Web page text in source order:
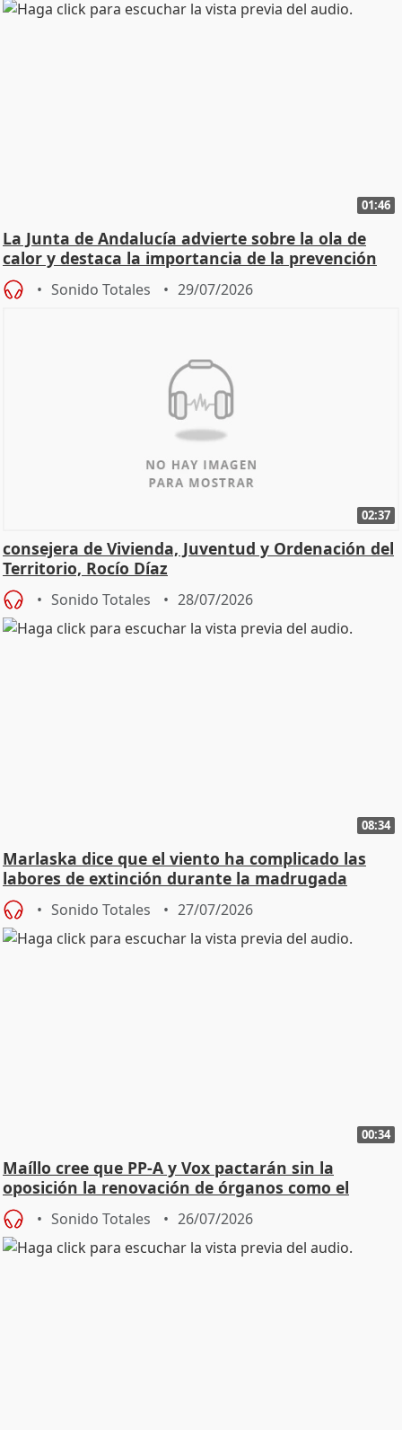
01:46
La Junta de Andalucía advierte sobre la ola de
calor y destaca la importancia de la prevención
Sonido Totales 29/07/2026
02:37
consejera de Vivienda, Juventud y Ordenación del
Territorio, Rocío Díaz
Sonido Totales 28/07/2026
08:34
Marlaska dice que el viento ha complicado las
labores de extinción durante la madrugada
Sonido Totales 27/07/2026
00:34
Maíllo cree que PP-A y Vox pactarán sin la
oposición la renovación de órganos como el
Defensor
Sonido Totales 26/07/2026